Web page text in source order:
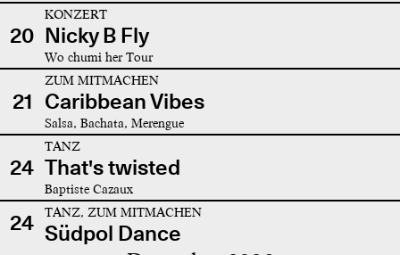
20
KONZERT
Nicky B Fly
Wo chumi her Tour
21
ZUM MITMACHEN
Caribbean Vibes
Salsa, Bachata, Merengue
24
TANZ
That's twisted
Baptiste Cazaux
24 TANZ, ZUM MITMACHEN
Südpol Dance